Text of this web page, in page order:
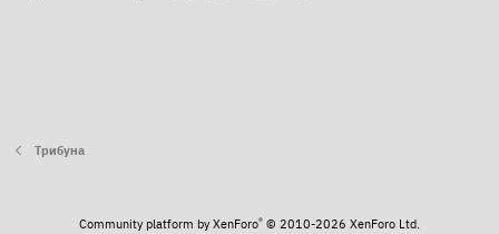
Трибуна
Community platform by XenForo® © 2010-2026 XenForo Ltd.